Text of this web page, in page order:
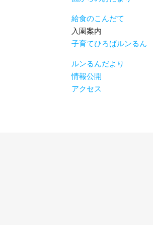
給食のこんだて
入園案内
子育てひろばルンるん
ルンるんだより
情報公開
アクセス